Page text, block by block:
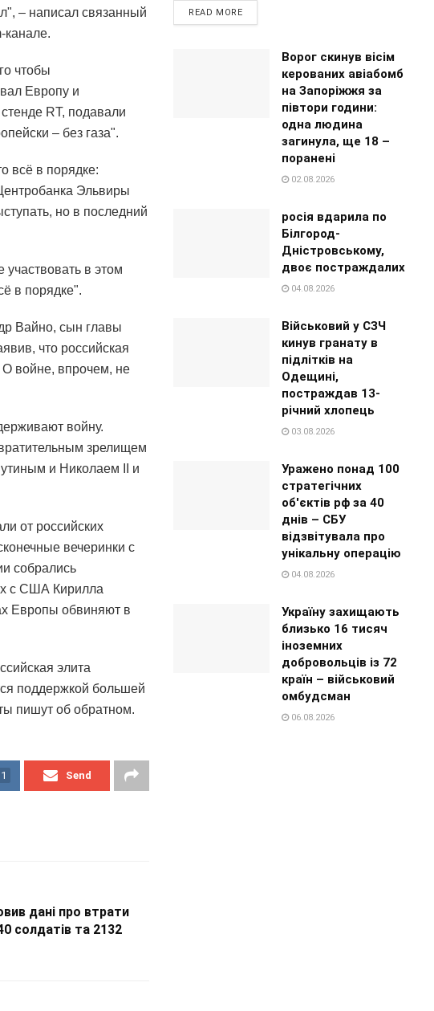
– написал связанный
канале.
чтобы
Европу и
RT, подавали
– без газа".
всё в порядке:
Эльвиры
но в последний
в этом
в порядке".
Вайно, сын главы
что российская
О войне, впрочем, не
войну.
зрелищем
и Николаем II и
от российских
вечеринки с
собрались
с США Кирилла
Европы обвиняют в
элита
поддержкой большей
пишут об обратном.
1 Send
дані про втрати
солдатів та 2132
READ MORE
Ворог скинув вісім
керованих авіабомб
на Запоріжжя за
півтори години:
одна людина
загинула, ще 18 –
поранені
02.08.2026
росія вдарила по
Білгород-
Дністровському,
двоє постраждалих
04.08.2026
Військовий у СЗЧ
кинув гранату в
підлітків на
Одещині,
постраждав 13-
річний хлопець
03.08.2026
Уражено понад 100
стратегічних
об'єктів рф за 40
днів – СБУ
відзвітувала про
унікальну операцію
04.08.2026
Україну захищають
близько 16 тисяч
іноземних
добровольців із 72
країн – військовий
омбудсман
06.08.2026